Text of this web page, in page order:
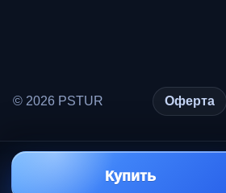
Купить
© 2026 PSTUR Оферта